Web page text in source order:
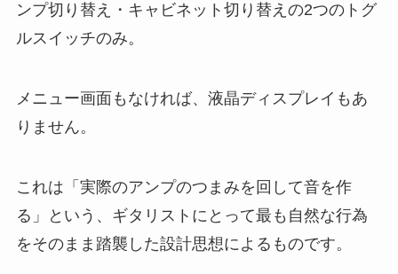
ンプ切り替え・キャビネット切り替えの2つのトグ
ルスイッチのみ。
メニュー画面もなければ、液晶ディスプレイもあ
りません。
これは「実際のアンプのつまみを回して音を作
る」という、ギタリストにとって最も自然な行為
をそのまま踏襲した設計思想によるものです。